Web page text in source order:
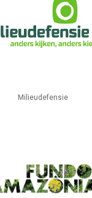
Milieudefensie